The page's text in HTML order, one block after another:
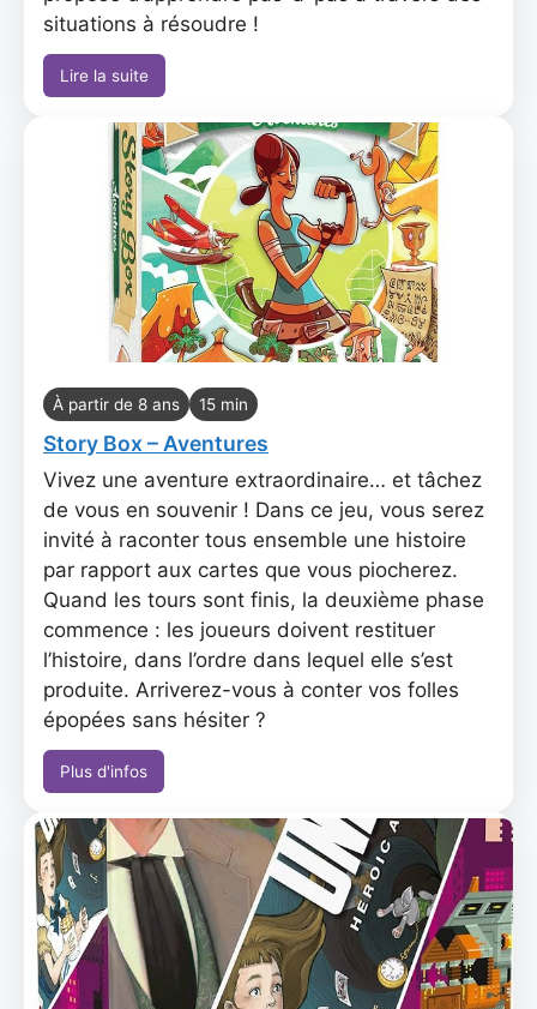
situations à résoudre !
Lire la suite
À partir de 8 ans 15 min
Story Box – Aventures
Vivez une aventure extraordinaire… et tâchez
de vous en souvenir ! Dans ce jeu, vous serez
invité à raconter tous ensemble une histoire
par rapport aux cartes que vous piocherez.
Quand les tours sont finis, la deuxième phase
commence : les joueurs doivent restituer
l’histoire, dans l’ordre dans lequel elle s’est
produite. Arriverez-vous à conter vos folles
épopées sans hésiter ?
Plus d'infos